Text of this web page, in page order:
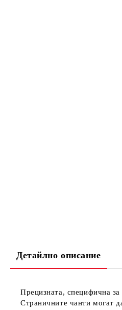
Детайлно описание
Прецизната, специфична
Страничните чанти могат